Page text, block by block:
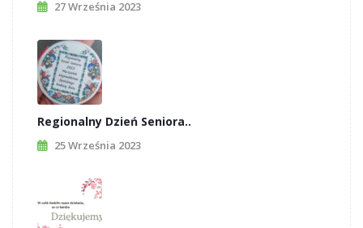
27 Września 2023
Regionalny Dzień Seniora..
25 Września 2023